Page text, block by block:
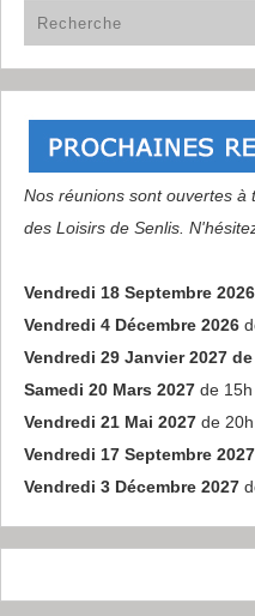
Nos réunions sont ouvertes à
des Loisirs de Senlis.
Vendredi 18 Septembre 2026
Vendredi 4 Décembre 2026
Vendredi 29 Janvier 2027 de
Samedi 20 Mars 2027de 15h
Vendredi 21 Mai 2027de 20h
Vendredi 17 Septembre 2027
Vendredi 3 Décembre 2027